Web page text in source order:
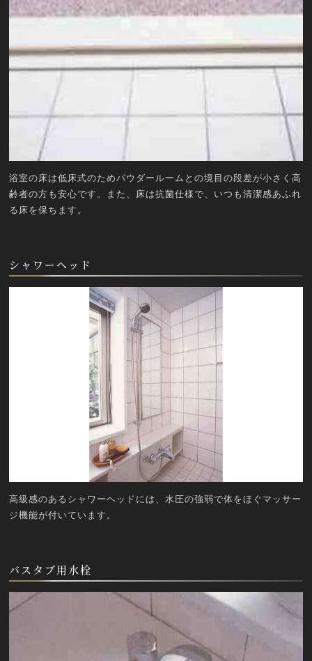
浴室の床は低床式のためパウダールームとの境目の段差が小さく高
齢者の方も安心です。また、床は抗菌仕様で、いつも清潔感あふれ
る床を保ちます。
シャワーヘッド
高級感のあるシャワーヘッドには、水圧の強弱で体をほぐマッサー
ジ機能が付いています。
バスタブ用水栓